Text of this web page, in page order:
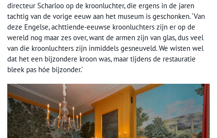
directeur Scharloo op de kroonluchter, die ergens in de jaren
tachtig van de vorige eeuw aan het museum is geschonken. ‘Van
deze Engelse, achttiende-eeuwse kroonluchters zijn er op de
wereld nog maar zes over, want de armen zijn van glas, dus veel
van die kroonluchters zijn inmiddels gesneuveld. We wisten wel
dat het een bijzondere kroon was, maar tijdens de restauratie
bleek pas hóe bijzonder.’